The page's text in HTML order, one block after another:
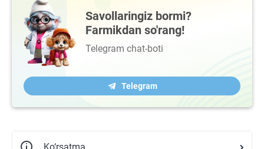
Savollaringiz bormi?
Farmikdan so'rang!
Telegram chat-boti
Telegram